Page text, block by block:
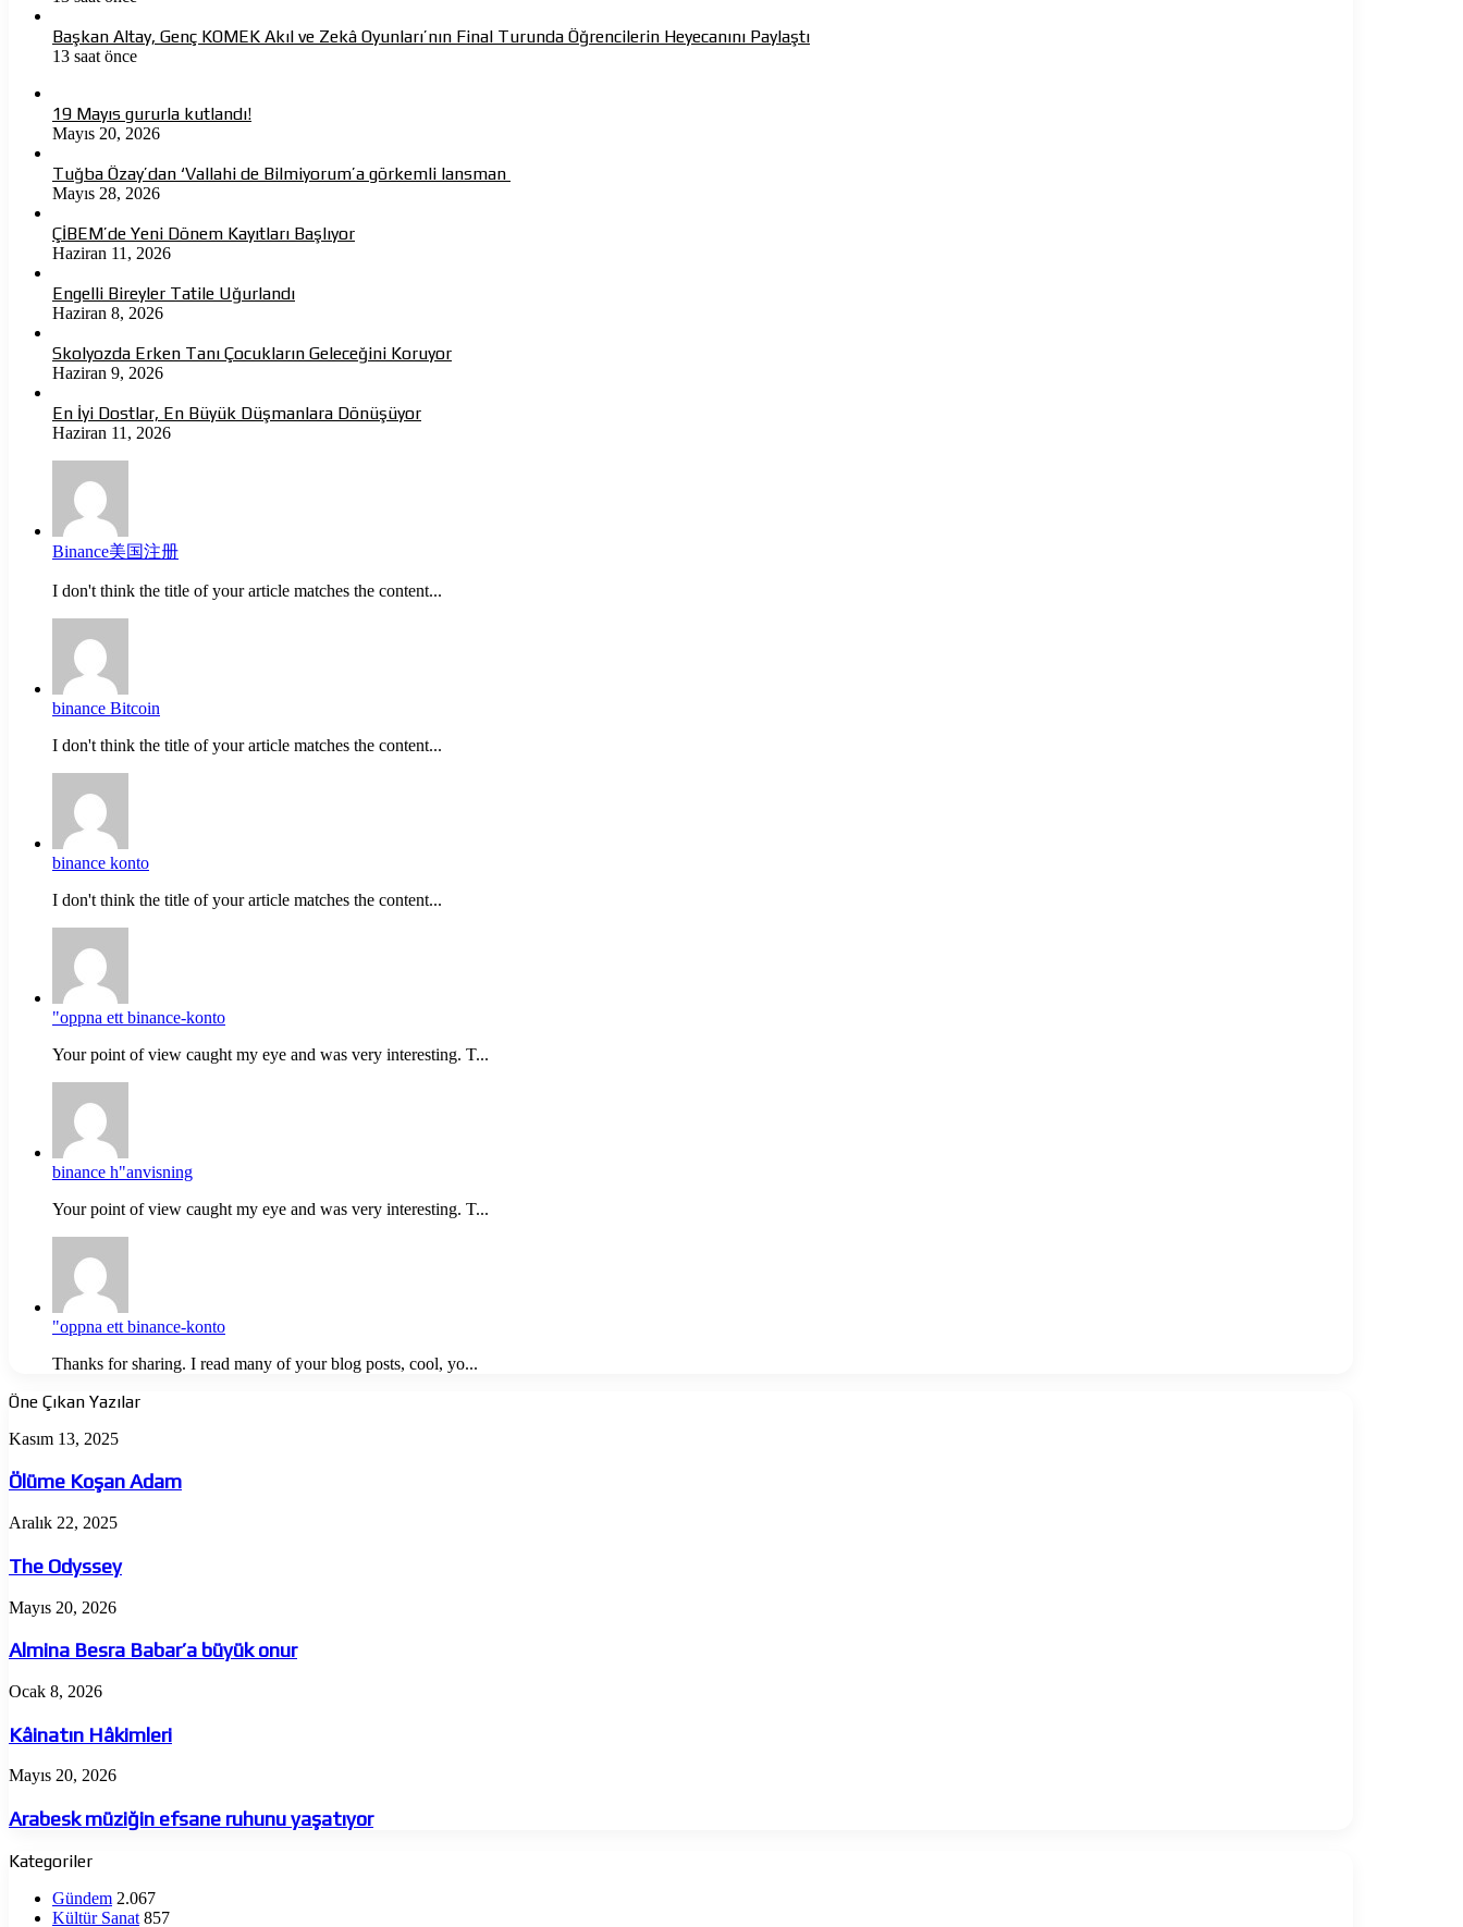
Başkan Altay, Genç KOMEK Akıl ve Zekâ Oyunları’nın Final Turunda Öğrencilerin Heyecanını Paylaştı
13 saat önce
19 Mayıs gururla kutlandı!
Mayıs 20, 2026
Tuğba Özay’dan ‘Vallahi de Bilmiyorum’a görkemli lansman
Mayıs 28, 2026
ÇİBEM’de Yeni Dönem Kayıtları Başlıyor
Haziran 11, 2026
Engelli Bireyler Tatile Uğurlandı
Haziran 8, 2026
Skolyozda Erken Tanı Çocukların Geleceğini Koruyor
Haziran 9, 2026
En İyi Dostlar, En Büyük Düşmanlara Dönüşüyor
Haziran 11, 2026
Binance美国注册
I don't think the title of your article matches the content...
binance Bitcoin
I don't think the title of your article matches the content...
binance konto
I don't think the title of your article matches the content...
"oppna ett binance-konto
Your point of view caught my eye and was very interesting. T...
binance h"anvisning
Your point of view caught my eye and was very interesting. T...
"oppna ett binance-konto
Thanks for sharing. I read many of your blog posts, cool, yo...
Öne Çıkan Yazılar
Ölüme
Adam
Kasım 13, 2025
Ölüme Koşan Adam
The
Aralık 22, 2025
The Odyssey
Almina
Babar’a
büyük
onur
Mayıs 20, 2026
Almina Besra Babar’a büyük onur
Kâinatın
Ocak 8, 2026
Kâinatın Hâkimleri
Arabesk
efsane
ruhunu
yaşatıyor
Mayıs 20, 2026
Arabesk müziğin efsane ruhunu yaşatıyor
Kategoriler
Gündem 2.067
Kültür Sanat 857